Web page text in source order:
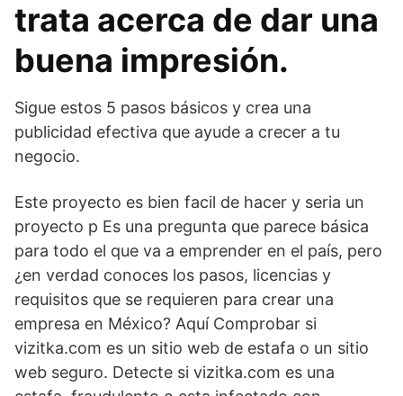
trata acerca de dar una
buena impresión.
Sigue estos 5 pasos básicos y crea una
publicidad efectiva que ayude a crecer a tu
negocio.
Este proyecto es bien facil de hacer y seria un
proyecto p Es una pregunta que parece básica
para todo el que va a emprender en el país, pero
¿en verdad conoces los pasos, licencias y
requisitos que se requieren para crear una
empresa en México? Aquí Comprobar si
vizitka.com es un sitio web de estafa o un sitio
web seguro. Detecte si vizitka.com es una